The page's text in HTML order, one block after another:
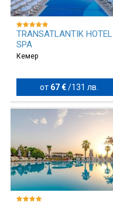
TRANSATLANTIK HOTEL
SPA
Кемер
от 67 € / 131 лв.